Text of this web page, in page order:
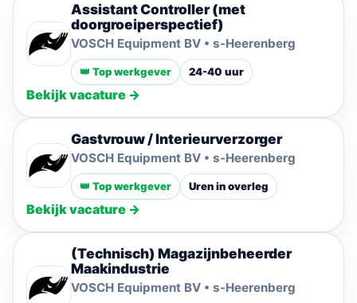
Assistant Controller (met
doorgroeiperspectief)
VOSCH Equipment BV • s-Heerenberg
👑 Top werkgever 24-40 uur
Bekijk vacature →
Gastvrouw / Interieurverzorger
VOSCH Equipment BV • s-Heerenberg
👑 Top werkgever Uren in overleg
Bekijk vacature →
(Technisch) Magazijnbeheerder
Maakindustrie
VOSCH Equipment BV • s-Heerenberg